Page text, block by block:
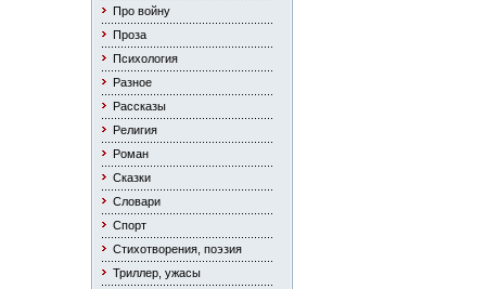
Про войну
Проза
Психология
Разное
Рассказы
Религия
Роман
Сказки
Словари
Спорт
Стихотворения, поэзия
Триллер, ужасы